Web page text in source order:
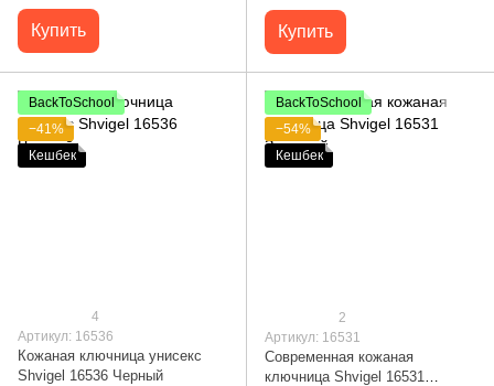
Купить Купить
BackToSchool
−41%
Кешбек
4
Артикул: 16536
Кожаная ключница унисекс
Shvigel 16536 Черный
BackToSchool
−54%
Кешбек
2
Артикул: 16531
Современная кожаная
ключница Shvigel 16531